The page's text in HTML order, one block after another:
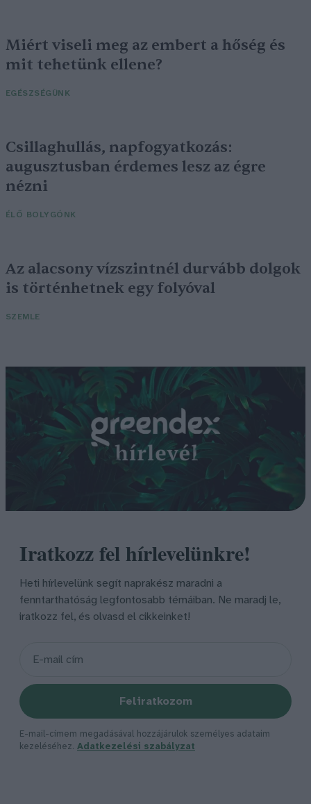
Miért viseli meg az embert a hőség és
mit tehetünk ellene?
EGÉSZSÉGÜNK
Csillaghullás, napfogyatkozás:
augusztusban érdemes lesz az égre
nézni
ÉLŐ BOLYGÓNK
Az alacsony vízszintnél durvább dolgok
is történhetnek egy folyóval
SZEMLE
Iratkozz fel hírlevelünkre!
Heti hírlevelünk segít naprakész maradni a
fenntarthatóság legfontosabb témáiban. Ne maradj le,
iratkozz fel, és olvasd el cikkeinket!
Feliratkozom
E-mail-címem megadásával hozzájárulok személyes adataim
kezeléséhez. Adatkezelési szabályzat